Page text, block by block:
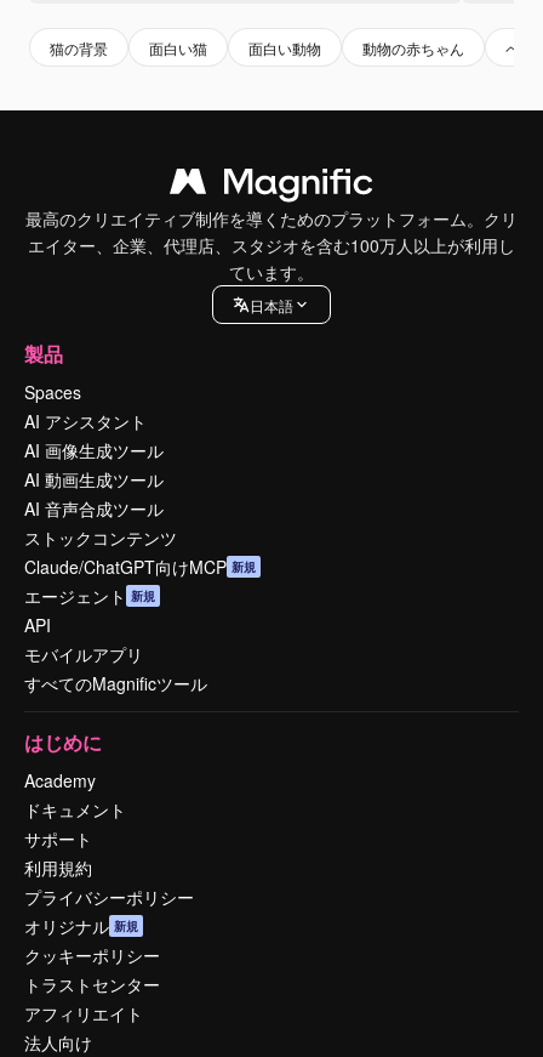
猫の背景 面白い猫 面白い動物 動物の赤ちゃん ペッ
最高のクリエイティブ制作を導くためのプラットフォーム。クリ
エイター、企業、代理店、スタジオを含む100万人以上が利用し
ています。
日本語
製品
Spaces
AI アシスタント
AI 画像生成ツール
AI 動画生成ツール
AI 音声合成ツール
ストックコンテンツ
Claude/ChatGPT向けMCP 新規
エージェント 新規
API
モバイルアプリ
すべてのMagnificツール
はじめに
Academy
ドキュメント
サポート
利用規約
プライバシーポリシー
オリジナル 新規
クッキーポリシー
トラストセンター
アフィリエイト
法人向け